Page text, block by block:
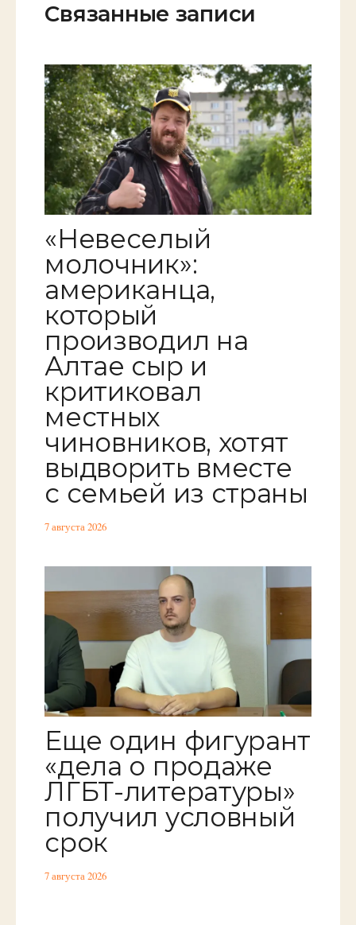
Связанные записи
«Невеселый
молочник»:
американца,
который
производил на
Алтае сыр и
критиковал
местных
чиновников, хотят
выдворить вместе
с семьей из страны
7 августа 2026
Еще один фигурант
«дела о продаже
ЛГБТ-литературы»
получил условный
срок
7 августа 2026